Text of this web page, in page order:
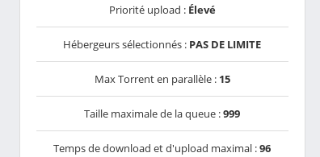
Priorité upload : Élevé
Hébergeurs sélectionnés : PAS DE LIMITE
Max Torrent en parallèle : 15
Taille maximale de la queue :999
Temps de download et d'upload maximal :96